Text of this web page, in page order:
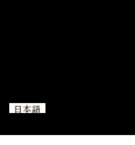
日本語